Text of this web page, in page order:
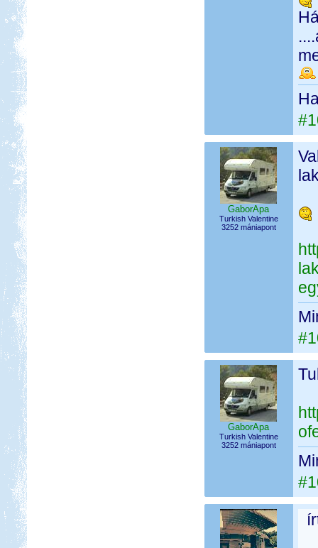
GaborApa
Turkish Valentine
3252 mániapont
GaborApa
Turkish Valentine
3252 mániapont